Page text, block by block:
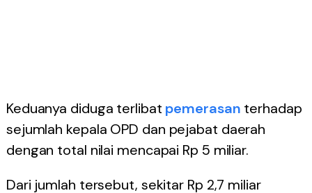
Keduanya diduga terlibat pemerasan terhadap
sejumlah kepala OPD dan pejabat daerah
dengan total nilai mencapai Rp 5 miliar.
Dari jumlah tersebut, sekitar Rp 2,7 miliar